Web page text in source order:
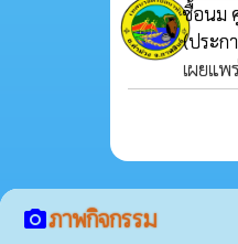
ซื้อนม
(ประก
เผยแพ
camera_altภาพกิจกรรม